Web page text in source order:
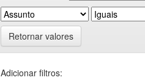
Retornar valores
Adicionar filtros: